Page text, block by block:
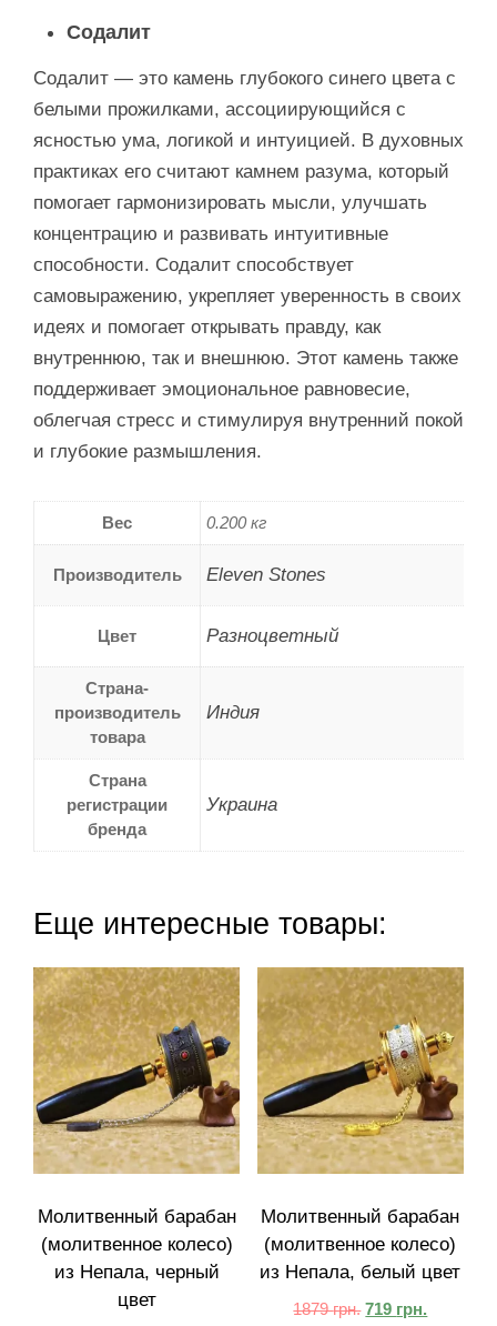
Содалит
Содалит — это камень глубокого синего цвета с
белыми прожилками, ассоциирующийся с
ясностью ума, логикой и интуицией. В духовных
практиках его считают камнем разума, который
помогает гармонизировать мысли, улучшать
концентрацию и развивать интуитивные
способности. Содалит способствует
самовыражению, укрепляет уверенность в своих
идеях и помогает открывать правду, как
внутреннюю, так и внешнюю. Этот камень также
поддерживает эмоциональное равновесие,
облегчая стресс и стимулируя внутренний покой
и глубокие размышления.
Вес 0.200 кг
Производитель Eleven Stones
Цвет Разноцветный
Страна-
производитель
товара
Индия
Страна
регистрации
бренда
Украина
Еще интересные товары:
Молитвенный барабан
(молитвенное колесо)
из Непала, черный
цвет
Молитвенный барабан
(молитвенное колесо)
из Непала, белый цвет
1879грн. 719 грн.